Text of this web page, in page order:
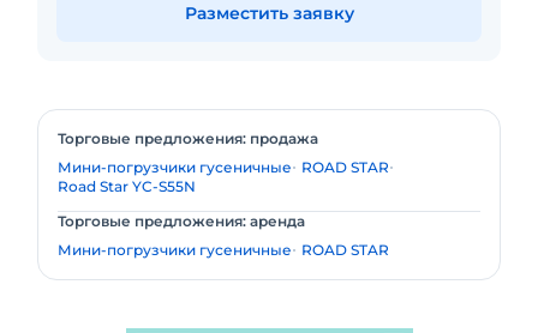
Разместить заявку
Торговые предложения: продажа
Мини-погрузчики гусеничные
ROAD STAR
Road Star YC-S55N
Торговые предложения: аренда
Мини-погрузчики гусеничные
ROAD STAR